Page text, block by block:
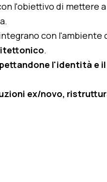
l'obiettivo di mettere
con l'ambiente
.
l'identità e
ex/novo,